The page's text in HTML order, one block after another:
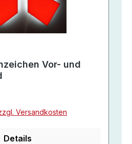
Vor- und
Versandkosten
Details